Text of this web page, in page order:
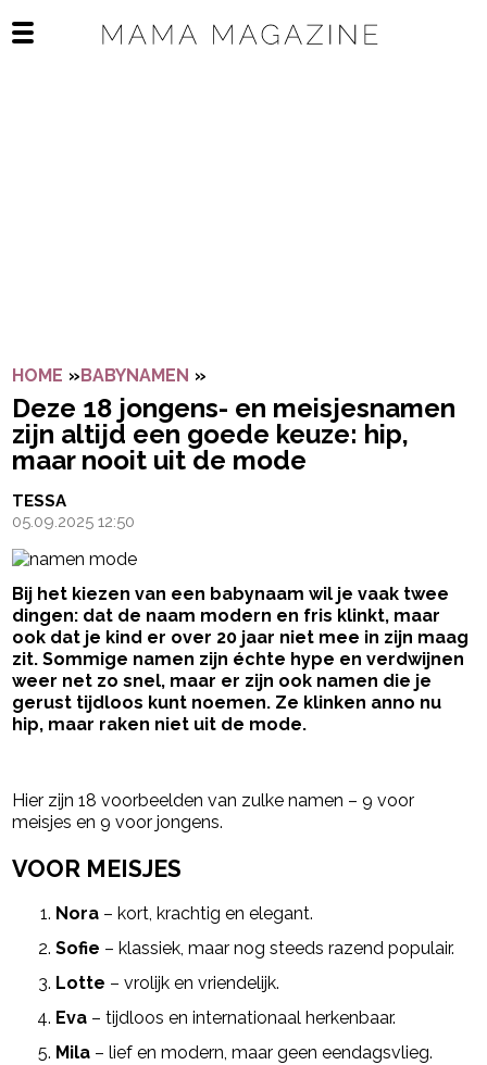
Open het mobiele menu
HOME »BABYNAMEN »
Deze 18 jongens- en meisjesnamen
zijn altijd een goede keuze: hip,
maar nooit uit de mode
TESSA
05.09.2025 12:50
Bij het kiezen van een babynaam wil je vaak twee
dingen: dat de naam modern en fris klinkt, maar
ook dat je kind er over 20 jaar niet mee in zijn maag
zit. Sommige namen zijn échte hype en verdwijnen
weer net zo snel, maar er zijn ook namen die je
gerust tijdloos kunt noemen. Ze klinken anno nu
hip, maar raken niet uit de mode.
Hier zijn 18 voorbeelden van zulke namen – 9 voor
meisjes en 9 voor jongens.
VOOR MEISJES
Nora – kort, krachtig en elegant.
Sofie – klassiek, maar nog steeds razend populair.
Lotte – vrolijk en vriendelijk.
Eva – tijdloos en internationaal herkenbaar.
Mila – lief en modern, maar geen eendagsvlieg.